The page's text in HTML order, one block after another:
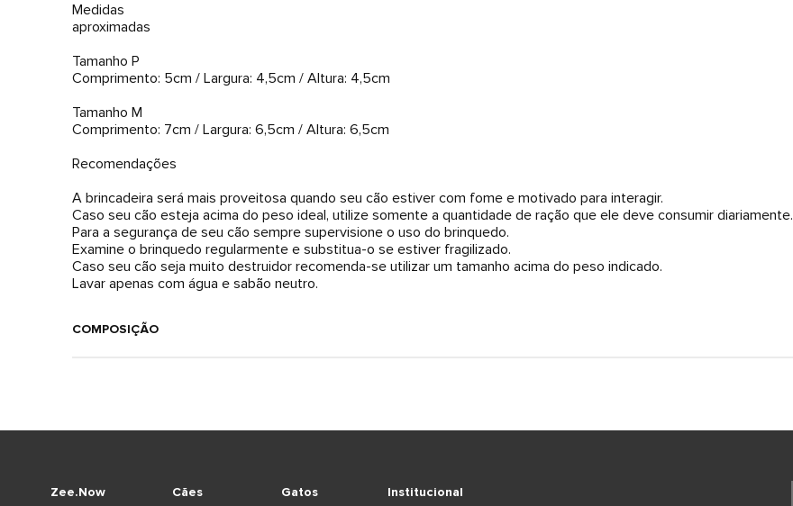
Medidas
aproximadas
Tamanho P
Comprimento: 5cm / Largura: 4,5cm / Altura: 4,5cm
Tamanho M
Comprimento: 7cm / Largura: 6,5cm / Altura: 6,5cm
Recomendações
A brincadeira será mais proveitosa quando seu cão estiver com fome e motivado para interagir.
Caso seu cão esteja acima do peso ideal, utilize somente a quantidade de ração que ele deve consumir diariamente.
Para a segurança de seu cão sempre supervisione o uso do brinquedo.
Examine o brinquedo regularmente e substitua-o se estiver fragilizado.
Caso seu cão seja muito destruidor recomenda-se utilizar um tamanho acima do peso indicado.
Lavar apenas com água e sabão neutro.
COMPOSIÇÃO
Cães Gatos
Zee.Now Institucional